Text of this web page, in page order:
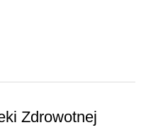
Zdrowotnej